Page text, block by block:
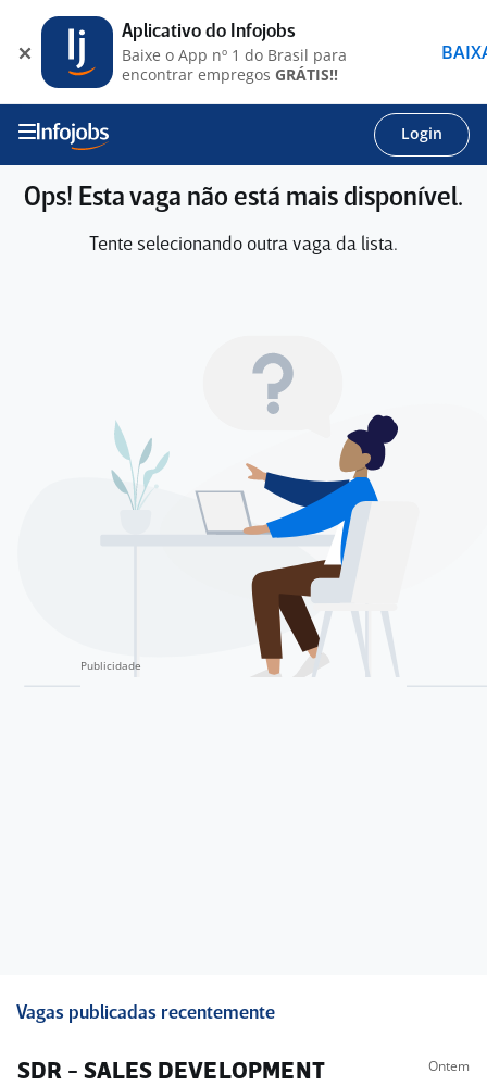
Login
Ops! Esta vaga não está mais disponível.
Tente selecionando outra vaga da lista.
Vagas publicadas recentemente
SDR - SALES DEVELOPMENT
Ontem
Aplicativo do Infojobs
Baixe o App nº 1 do Brasil para
encontrar empregos GRÁTIS!!